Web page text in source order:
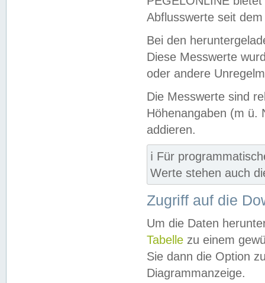
Abflusswerte seit
Bei den
Diese Messwerte
oder andere
Die Messwerte sind
Höhenangaben (m ü.
addieren.
ℹ️ Für
Werte stehen auch
Zugriff auf die
Um die Daten
Tabelle zu einem
Sie dann die Option
Diagrammanzeige.